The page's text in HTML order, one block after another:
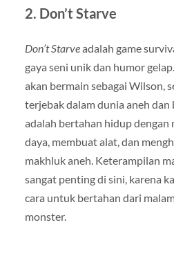
2. Don’t Starve
Don’t Starveadalah game
gaya seni unik dan humor
akan bermain sebagai Wilson,
terjebak dalam dunia aneh dan
adalah bertahan hidup dengan
daya, membuat alat, dan
makhluk aneh. Keterampilan
sangat penting di sini, karena
cara untuk bertahan dari
monster.